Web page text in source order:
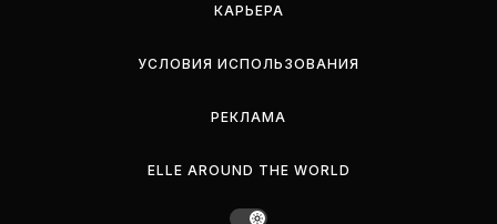
КАРЬЕРА
УСЛОВИЯ ИСПОЛЬЗОВАНИЯ
РЕКЛАМА
ELLE AROUND THE WORLD